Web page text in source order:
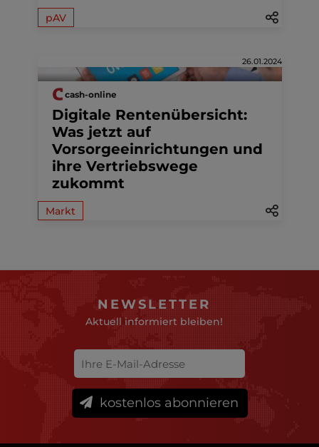
pAV
26.01.2024
cash-online
Digitale Rentenübersicht:
Was jetzt auf
Vorsorgeeinrichtungen und
ihre Vertriebswege
zukommt
Markt
NEWSLETTER
Aktuell informiert bleiben!
kostenlos abonnieren